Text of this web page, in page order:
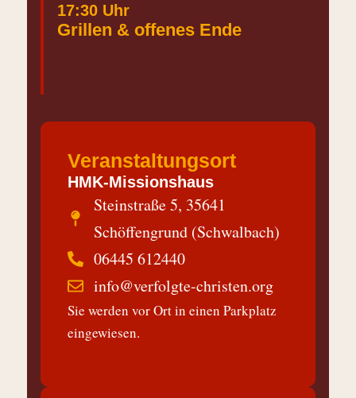
17:30 Uhr
Grillen & offenes Ende
Veranstaltungsort
HMK-Missionshaus
Steinstraße 5, 35641
Schöffengrund (Schwalbach)
06445 612440
info@verfolgte-christen.org
Sie werden vor Ort in einen Parkplatz
eingewiesen.